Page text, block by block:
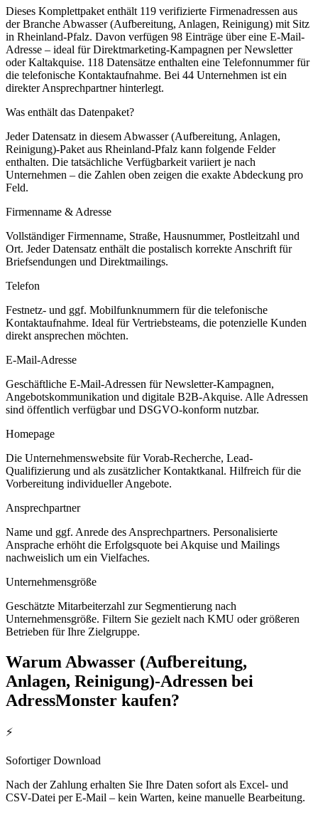
Dieses Komplettpaket enthält 119 verifizierte Firmenadressen aus
der Branche Abwasser (Aufbereitung, Anlagen, Reinigung) mit Sitz
in Rheinland-Pfalz. Davon verfügen 98 Einträge über eine E-Mail-
Adresse – ideal für Direktmarketing-Kampagnen per Newsletter
oder Kaltakquise. 118 Datensätze enthalten eine Telefonnummer für
die telefonische Kontaktaufnahme. Bei 44 Unternehmen ist ein
direkter Ansprechpartner hinterlegt.
Was enthält das Datenpaket?
Jeder Datensatz in diesem Abwasser (Aufbereitung, Anlagen,
Reinigung)-Paket aus Rheinland-Pfalz kann folgende Felder
enthalten. Die tatsächliche Verfügbarkeit variiert je nach
Unternehmen – die Zahlen oben zeigen die exakte Abdeckung pro
Feld.
Firmenname & Adresse
Vollständiger Firmenname, Straße, Hausnummer, Postleitzahl und
Ort. Jeder Datensatz enthält die postalisch korrekte Anschrift für
Briefsendungen und Direktmailings.
Telefon
Festnetz- und ggf. Mobilfunknummern für die telefonische
Kontaktaufnahme. Ideal für Vertriebsteams, die potenzielle Kunden
direkt ansprechen möchten.
E-Mail-Adresse
Geschäftliche E-Mail-Adressen für Newsletter-Kampagnen,
Angebotskommunikation und digitale B2B-Akquise. Alle Adressen
sind öffentlich verfügbar und DSGVO-konform nutzbar.
Homepage
Die Unternehmenswebsite für Vorab-Recherche, Lead-
Qualifizierung und als zusätzlicher Kontaktkanal. Hilfreich für die
Vorbereitung individueller Angebote.
Ansprechpartner
Name und ggf. Anrede des Ansprechpartners. Personalisierte
Ansprache erhöht die Erfolgsquote bei Akquise und Mailings
nachweislich um ein Vielfaches.
Unternehmensgröße
Geschätzte Mitarbeiterzahl zur Segmentierung nach
Unternehmensgröße. Filtern Sie gezielt nach KMU oder größeren
Betrieben für Ihre Zielgruppe.
Warum Abwasser (Aufbereitung,
Anlagen, Reinigung)-Adressen bei
AdressMonster kaufen?
⚡
Sofortiger Download
Nach der Zahlung erhalten Sie Ihre Daten sofort als Excel- und
CSV-Datei per E-Mail – kein Warten, keine manuelle Bearbeitung.